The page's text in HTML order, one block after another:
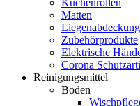
Küchenrollen
Matten
Zubehörprodukte
Elektrische
Corona
Reinigungsmittel
Boden